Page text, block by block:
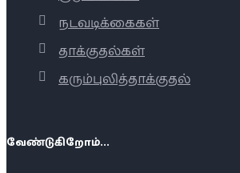
நடவடிக்கைகள்
தாக்குதல்கள்
கரும்புலித்தாக்குதல்
வேண்டுகிறோம்...